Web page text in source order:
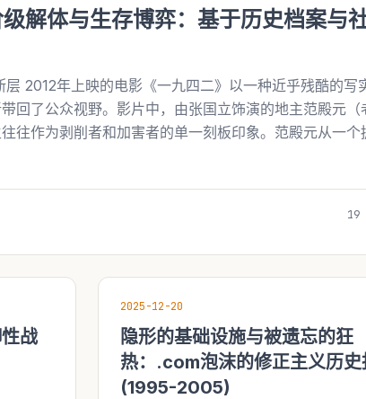
解体与生存博弈：基于历史档案与
2012年上映的电影《一九四二》以一种近乎残酷的写
回了公众视野。影片中，由张国立饰演的地主范殿元（
往作为剥削者和加害者的单一刻板印象。范殿元从一个
19
战
2025-12-20
隐形的基础设施与被遗忘的狂
热：.com泡沫的修正主义历史
(1995-2005)